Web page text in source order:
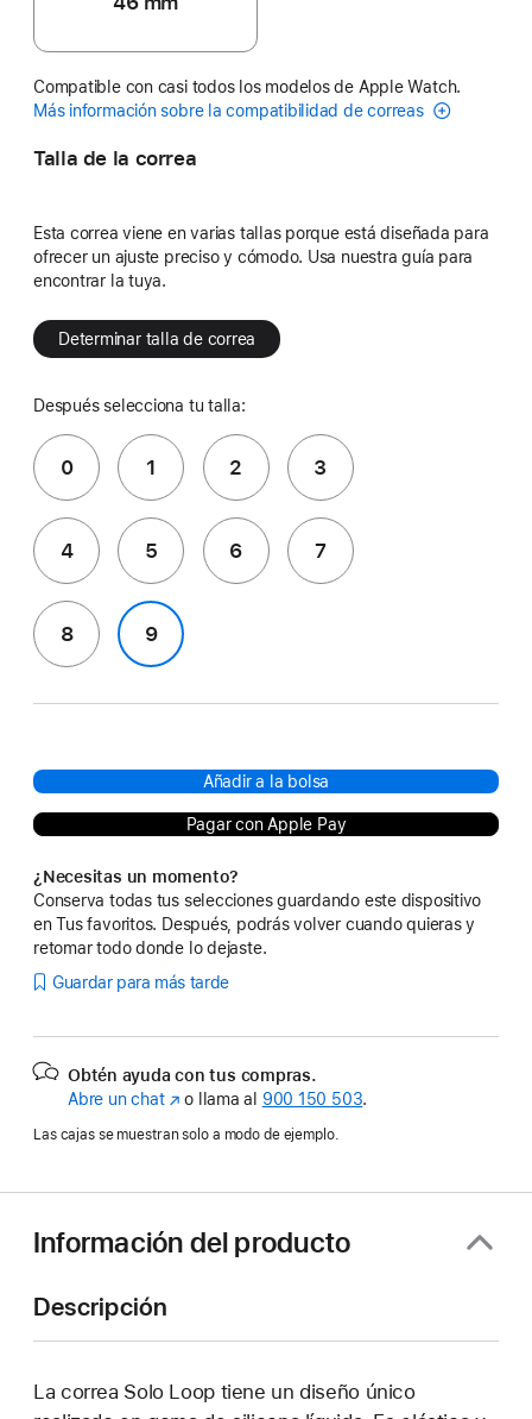
Compatible con casi todos los modelos de Apple Watch.
Más información sobre la compatibilidad de correas
Talla de la correa
Esta correa viene en varias tallas porque está diseñada para
ofrecer un ajuste preciso y cómodo. Usa nuestra guía para
encontrar la tuya.
Determinar talla de correa
Después selecciona tu talla:
0 1 2 3
4 5 6 7
8 9
Añadir a la bolsa
Pagar con Apple Pay
¿Necesitas un momento?
Conserva todas tus selecciones guardando este dispositivo
en Tus favoritos. Después, podrás volver cuando quieras y
retomar todo donde lo dejaste.
Guardar para más tarde
Obtén ayuda con tus compras.
Abre un chat(Se
abre
ventana
o llama al 900 150 503.
Las cajas se muestran solo a modo de ejemplo.
Información del producto
Descripción
La correa Solo Loop tiene un diseño único